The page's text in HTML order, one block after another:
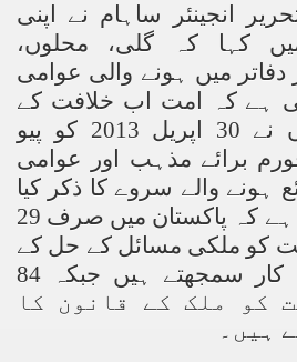
انجینئر ساہام نے اپنی
کہا کہ گلی، محلوں،
دفاتر میں ہونے والی عوامی
ہے کہ امت اب خلافت کے
لیے تیار ہے۔ انھوں نے 30 اپریل 2013 کو پیو
برائے مذہب اور عوامی
ہونے والے سروے کا ذکر کیا
جس میں یہ کہا گیا ہے کہ پاکستان میں صرف 29
کو ملکی مسائل کے حل کے
لیے مناسب طریقہ کار سمجھتے ہیں جبکہ 84
کو ملک کے قانون کا
ہیں۔